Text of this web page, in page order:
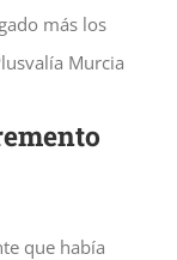
más los
Murcia
que había